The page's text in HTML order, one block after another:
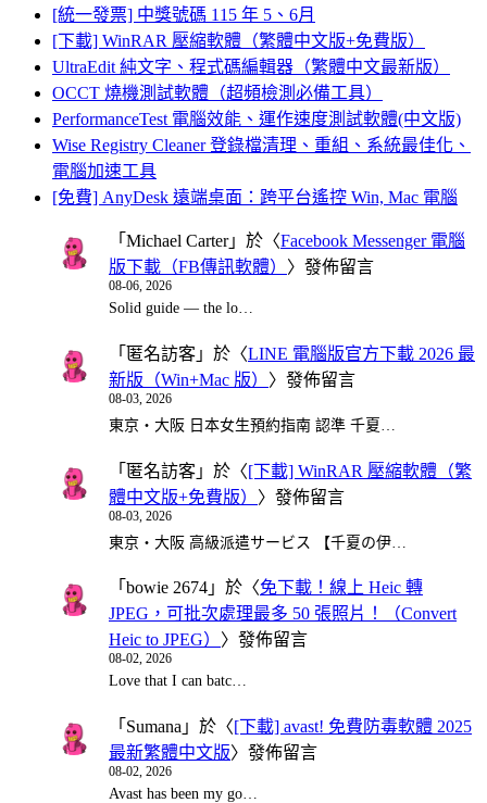
[統一發票] 中獎號碼 115 年 5、6月
[下載] WinRAR 壓縮軟體（繁體中文版+免費版）
UltraEdit 純文字、程式碼編輯器（繁體中文最新版）
OCCT 燒機測試軟體（超頻檢測必備工具）
PerformanceTest 電腦效能、運作速度測試軟體(中文版)
Wise Registry Cleaner 登錄檔清理、重組、系統最佳化、
電腦加速工具
[免費] AnyDesk 遠端桌面：跨平台遙控 Win, Mac 電腦
「 Michael Carter」於〈Facebook Messenger 電腦
版下載（FB傳訊軟體） 〉發佈留言
08-06, 2026
Solid guide — the lo…
「 匿名訪客 」於〈LINE 電腦版官方下載 2026 最
新版（Win+Mac 版） 〉發佈留言
08-03, 2026
東京・大阪 日本女生預約指南 認準 千夏…
「 匿名訪客 」於〈[下載] WinRAR 壓縮軟體（繁
體中文版+免費版） 〉發佈留言
08-03, 2026
東京・大阪 高級派遣サービス 【千夏の伊…
「 bowie 2674 」於〈免下載！線上 Heic 轉
JPEG，可批次處理最多 50 張照片！（Convert
Heic to JPEG） 〉發佈留言
08-02, 2026
Love that I can batc…
「 Sumana 」於〈[下載] avast! 免費防毒軟體 2025
最新繁體中文版〉發佈留言
08-02, 2026
Avast has been my go…